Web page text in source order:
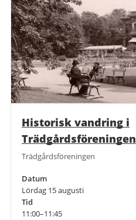
Historisk vandring i
Trädgårdsföreningen
Trädgårdsföreningen
Datum
Lördag 15 augusti
Tid
11:00–11:45